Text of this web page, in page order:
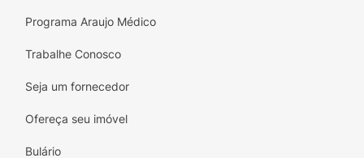
Programa Araujo Médico
Trabalhe Conosco
Seja um fornecedor
Ofereça seu imóvel
Bulário